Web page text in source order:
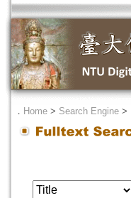
． Home > Search Engine >